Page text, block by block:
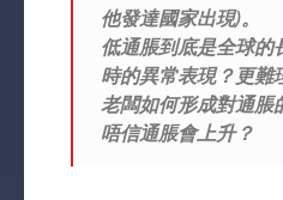
他發達國家出現)。
低通脹到底是全球的
時的異常表現？更難
老闆如何形成對通脹
唔信通脹會上升？